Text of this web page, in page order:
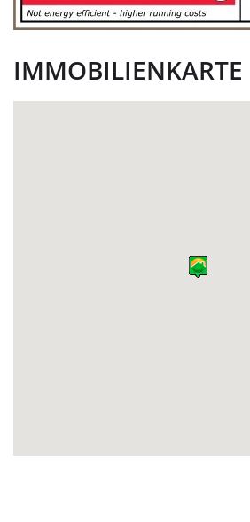
IMMOBILIENKARTE